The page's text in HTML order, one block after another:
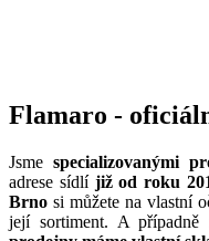
Flamaro -
Jsme specializovanými
adrese sídlí již od roku
Brno si můžete na vlastní
její sortiment. A